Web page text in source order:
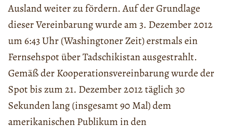
Ausland weiter zu fördern. Auf der Grundlage
dieser Vereinbarung wurde am 3. Dezember 2012
um 6:43 Uhr (Washingtoner Zeit) erstmals ein
Fernsehspot über Tadschikistan ausgestrahlt.
Gemäß der Kooperationsvereinbarung wurde der
Spot bis zum 21. Dezember 2012 täglich 30
Sekunden lang (insgesamt 90 Mal) dem
amerikanischen Publikum in den